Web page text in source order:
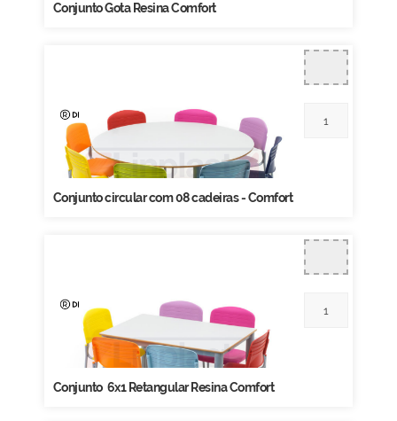
Conjunto Gota Resina Comfort
Conjunto circular com 08 cadeiras - Comfort
Conjunto 6x1 Retangular Resina Comfort